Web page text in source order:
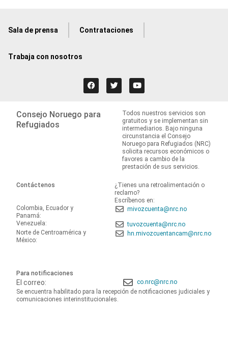
Sala de prensa Contrataciones
Trabaja con nosotros
Consejo Noruego para
Refugiados
Todos nuestros servicios son
gratuitos y se implementan sin
intermediarios. Bajo ninguna
circunstancia el Consejo
Noruego para Refugiados (NRC)
solicita recursos económicos o
favores a cambio de la
prestación de sus servicios.
Contáctenos
¿Tienes una retroalimentación o
reclamo?
Escríbenos en:
Colombia, Ecuador y
Panamá:
mivozcuenta@nrc.no
Venezuela:
tuvozcuenta@nrc.no
Norte de Centroamérica y
México:
hn.mivozcuentancam@nrc.no
Para notificaciones
El correo:
co.nrc@nrc.no
Se encuentra habilitado para la recepción de notificaciones judiciales y
comunicaciones interinstitucionales.